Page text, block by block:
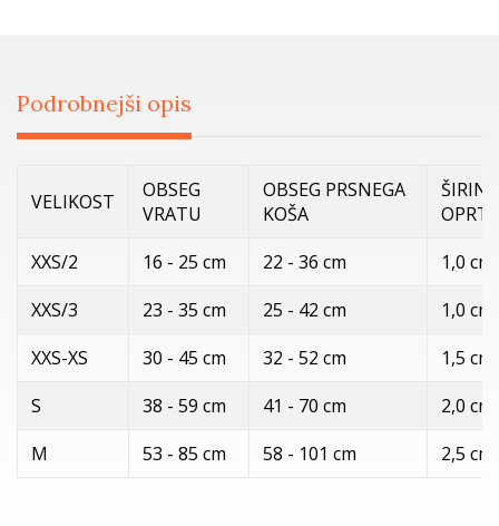
Podrobnejši opis
VELIKOST
OBSEG
VRATU
OBSEG PRSNEGA
KOŠA
ŠIRINA
XXS/2
16 - 25 cm 22 - 36 cm
1,0 cm
XXS/3
23 - 35 cm 25 - 42 cm
1,0 cm
XXS-XS
30 - 45 cm 32 - 52 cm
1,5 cm
S
38 - 59 cm 41 - 70 cm
2,0 cm
M
53 - 85 cm 58 - 101 cm 2,5 cm